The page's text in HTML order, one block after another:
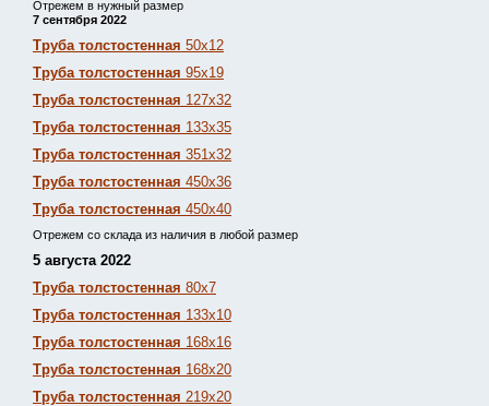
Отрежем в нужный размер
7 сентября 2022
Труба толстостенная 50х12
Труба толстостенная 95х19
Труба толстостенная 127х32
Труба толстостенная 133х35
Труба толстостенная 351х32
Труба толстостенная 450х36
Труба толстостенная 450х40
Отрежем со склада из наличия в любой размер
5 августа 2022
Труба толстостенная 80х7
Труба толстостенная 133х10
Труба толстостенная 168х16
Труба толстостенная 168х20
Труба толстостенная 219х20